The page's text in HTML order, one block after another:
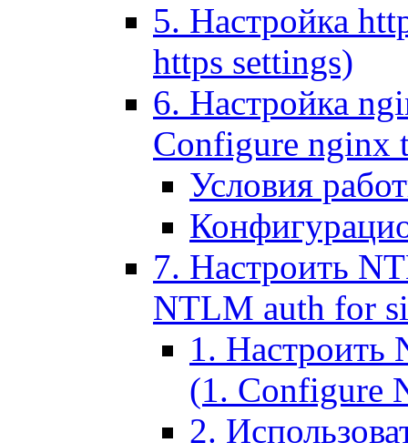
5. Настройка
https settings)
6. Настройка
Configure nginx
Условия
7. Настроить
NTLM auth for
1. Настроить
(1. Configure
2.